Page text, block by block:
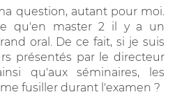
question, autant pour moi.
qu'en master 2 il y a un
oral. De ce fait, si je suis
présentés par le directeur
qu'aux séminaires, les
fusiller durant l'examen ?